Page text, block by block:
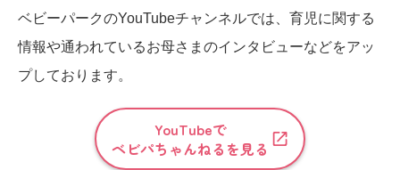
ベビーパークのYouTubeチャンネルでは、育児に関する
情報や通われているお母さまのインタビューなどをアッ
プしております。
YouTubeで
ベビパちゃんねるを見る